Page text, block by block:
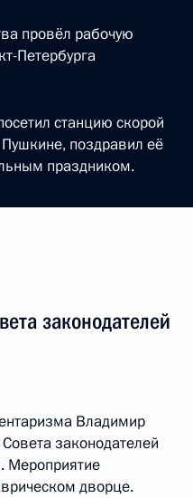
провёл рабочую
Петербурга
станцию скорой
поздравил её
праздником.
законодателей
Владимир
законодателей
Мероприятие
дворце.